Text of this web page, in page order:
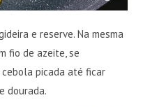
e reserve. Na mesma
fio de azeite, se
picada até ficar
dourada.